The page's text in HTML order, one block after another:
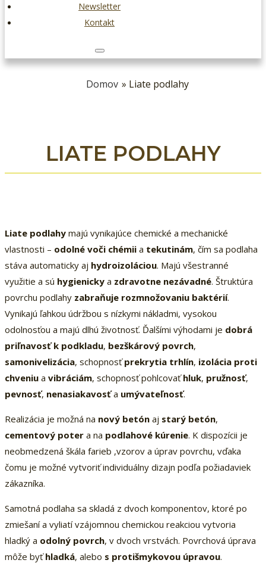
Newsletter
Kontakt
Domov » Liate podlahy
LIATE PODLAHY
Liate podlahy majú vynikajúce chemické a mechanické
vlastnosti – odolné voči chémii a tekutinám, čím sa podlaha
stáva automaticky aj hydroizoláciou. Majú všestranné
využitie a sú hygienicky a zdravotne nezávadné. Štruktúra
povrchu podlahy zabraňuje rozmnožovaniu baktérií.
Vynikajú ľahkou údržbou s nízkymi nákladmi, vysokou
odolnosťou a majú dlhú životnosť. Ďalšími výhodami je dobrá
priľnavosť k podkladu, bezškárový povrch,
samonivelizácia, schopnosťprekrytia trhlín, izolácia proti
chveniu a vibráciám, schopnosť pohlcovaťhluk, pružnosť,
pevnosť, nenasiakavosťa umývateľnosť.
Realizácia je možná na nový betón aj starý betón,
cementový poter a na podlahové kúrenie. K dispozícii je
neobmedzená škála farieb ,vzorov a úprav povrchu, vďaka
čomu je možné vytvoriť individuálny dizajn podľa požiadaviek
zákazníka.
Samotná podlaha sa skladá z dvoch komponentov, ktoré po
zmiešaní a vyliatí vzájomnou chemickou reakciou vytvoria
hladký a odolný povrch, v dvoch vrstvách. Povrchová úprava
môže byťhladká, alebo s protišmykovou úpravou.